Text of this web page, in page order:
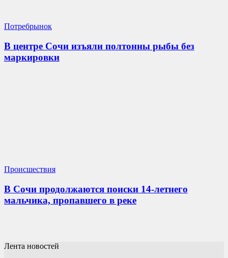
Потребрынок
В центре Сочи изъяли полтонны рыбы без
маркировки
Происшествия
В Сочи продолжаются поиски 14-летнего
мальчика, пропавшего в реке
Лента новостей